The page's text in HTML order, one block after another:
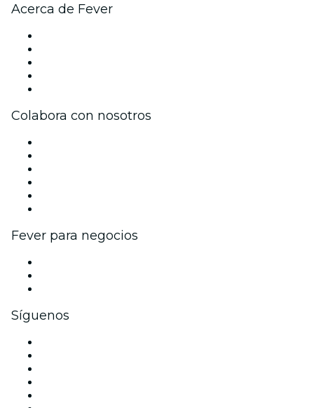
Acerca de Fever
Colabora con nosotros
Fever para negocios
Síguenos